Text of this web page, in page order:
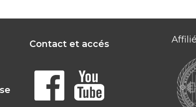
Contact et accés